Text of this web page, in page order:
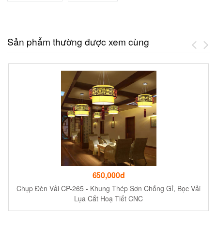
Sản phẩm thường được xem cùng
650,000đ
Chụp Đèn Vải CP-265 - Khung Thép Sơn Chống Gỉ, Bọc Vải
Lụa Cắt Hoạ Tiết CNC